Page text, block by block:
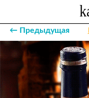
← Предыдущая